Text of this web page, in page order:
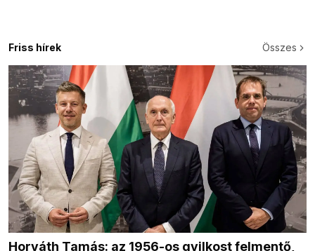
Friss hírek Összes
Horváth Tamás: az 1956-os gyilkost felmentő,